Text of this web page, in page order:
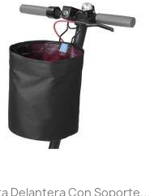
Delantera Con Soporte...